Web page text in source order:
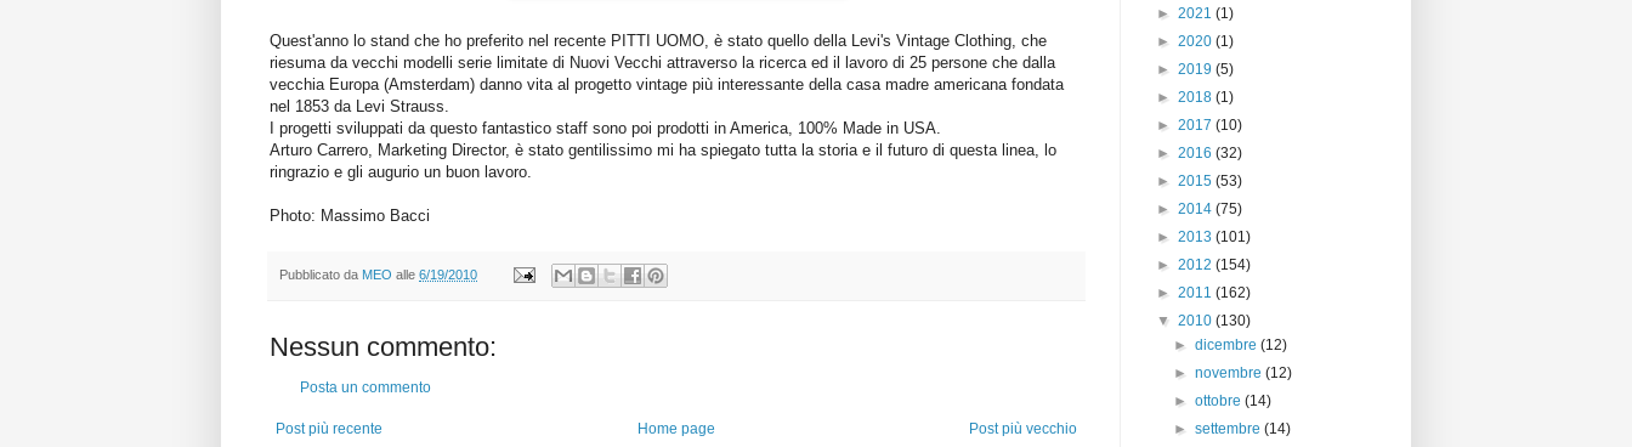
Quest'anno lo stand che ho preferito nel recente PITTI UOMO, è stato quello della Levi's Vintage Clothing, che
riesuma da vecchi modelli serie limitate di Nuovi Vecchi attraverso la ricerca ed il lavoro di 25 persone che dalla
vecchia Europa (Amsterdam) danno vita al progetto vintage più interessante della casa madre americana fondata
nel 1853 da Levi Strauss.
I progetti sviluppati da questo fantastico staff sono poi prodotti in America, 100% Made in USA.
Arturo Carrero, Marketing Director, è stato gentilissimo mi ha spiegato tutta la storia e il futuro di questa linea, lo
ringrazio e gli augurio un buon lavoro.
Photo: Massimo Bacci
Pubblicato da MEO alle 6/19/2010
Nessun commento:
Posta un commento
Post più recente Post più vecchio
Home page
► 2021 (1)
► 2020 (1)
► 2019 (5)
► 2018 (1)
► 2017 (10)
► 2016 (32)
► 2015 (53)
► 2014 (75)
► 2013 (101)
► 2012 (154)
► 2011 (162)
▼ 2010 (130)
►dicembre(12)
►novembre(12)
►ottobre(14)
►settembre(14)